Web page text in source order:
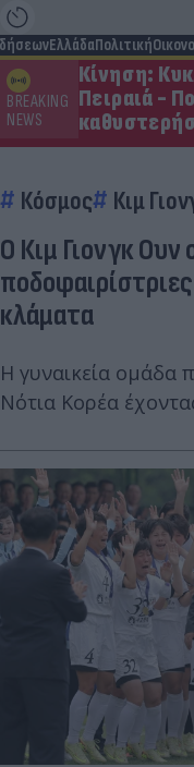
ΕλλάδαΠολιτική
BREAKING
NEWS
Κίνηση:
Πειραιά -
Κόσμος Κιμ
Ο Κιμ Γιονγκ Ουν
κλάματα
Η γυναικεία ομάδα
Νότια Κορέα